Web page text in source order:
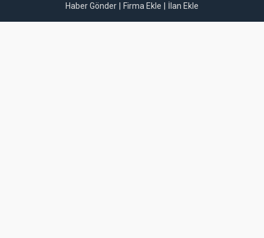
Haber Gönder
Firma Ekle İlan Ekle